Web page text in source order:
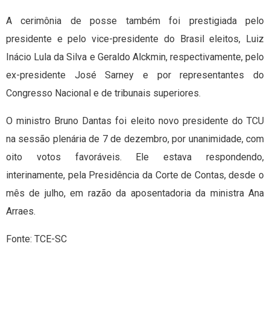
A cerimônia de posse também foi prestigiada pelo
presidente e pelo vice-presidente do Brasil eleitos, Luiz
Inácio Lula da Silva e Geraldo Alckmin, respectivamente, pelo
ex-presidente José Sarney e por representantes do
Congresso Nacional e de tribunais superiores.
O ministro Bruno Dantas foi eleito novo presidente do TCU
na sessão plenária de 7 de dezembro, por unanimidade, com
oito votos favoráveis. Ele estava respondendo,
interinamente, pela Presidência da Corte de Contas, desde o
mês de julho, em razão da aposentadoria da ministra Ana
Arraes.
Fonte: TCE-SC